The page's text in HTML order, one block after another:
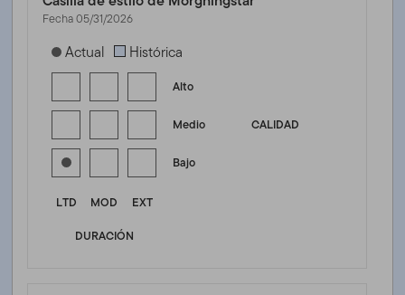
Fecha 05/31/2026
[products.morningstar-stylebox-title-sr-fixed]
Actual Histórica
Alto
CALIDAD
Medio
Bajo
LTD MOD
EXT
DURACIÓN